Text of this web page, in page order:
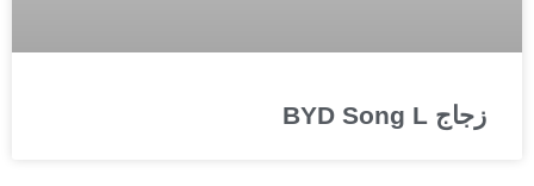
زجاج BYD Song L